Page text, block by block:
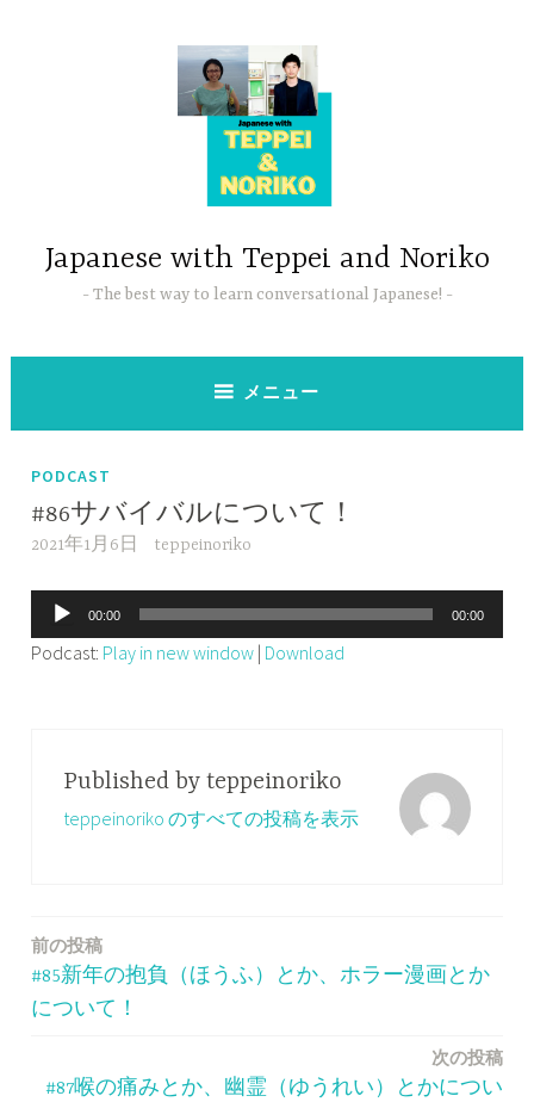
Japanese with Teppei and Noriko
The best way to learn conversational Japanese!
メニュー
PODCAST
#86サバイバルについて！
2021年1月6日 teppeinoriko
声
プ
00:00 00:00
Podcast: Play in new window | Download
Published by teppeinoriko
teppeinoriko のすべての投稿を表示
投
稿
ビ
前の投稿
#85新年の抱負（ほうふ）とか、ホラー漫画とか
について！
次の投稿
#87喉の痛みとか、幽霊（ゆうれい）とかについ